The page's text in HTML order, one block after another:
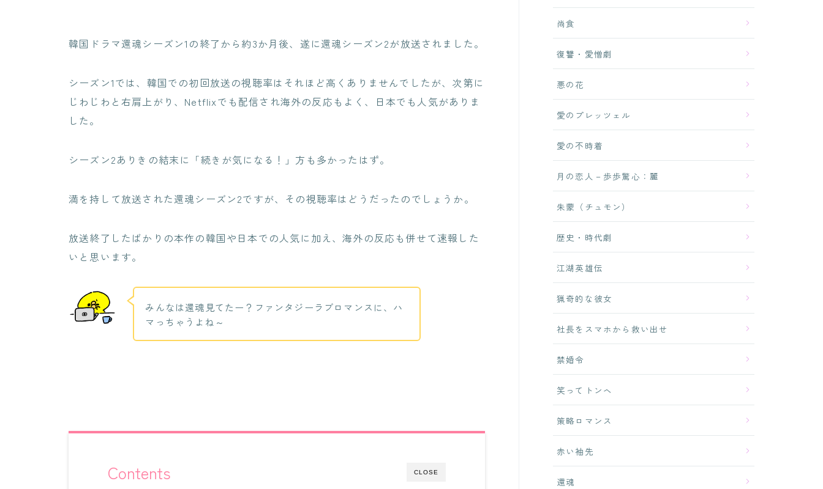
韓国ドラマ還魂シーズン1の終了から約3か月後、遂に還魂シーズン2が放送されました。
シーズン1では、韓国での初回放送の視聴率はそれほど高くありませんでしたが、次第に
じわじわと右肩上がり、Netflixでも配信され海外の反応もよく、日本でも人気がありま
した。
シーズン2ありきの結末に「続きが気になる！」方も多かったはず。
満を持して放送された還魂シーズン2ですが、その視聴率はどうだったのでしょうか。
放送終了したばかりの本作の韓国や日本での人気に加え、海外の反応も併せて速報した
いと思います。
みんなは還魂見てたー？ファンタジーラブロマンスに、ハ
マっちゃうよね～
CLOSE
Contents
尚食
復讐・愛憎劇
悪の花
愛のプレッツェル
愛の不時着
月の恋人－歩歩驚心：麗
朱蒙（チュモン）
歴史・時代劇
江湖英雄伝
猟奇的な彼女
社長をスマホから救い出せ
禁婚令
笑ってトンヘ
策略ロマンス
赤い袖先
還魂